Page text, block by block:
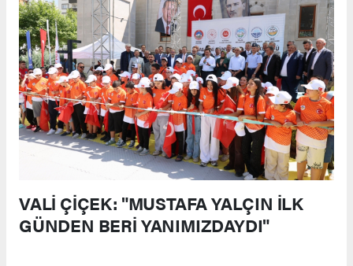
VALİ ÇİÇEK: "MUSTAFA YALÇIN İLK
GÜNDEN BERİ YANIMIZDAYDI"